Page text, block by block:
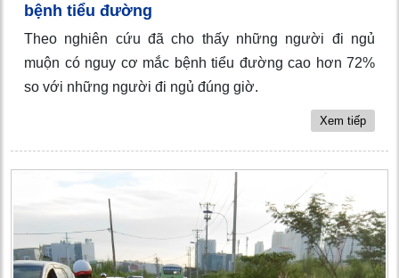
bệnh tiểu đường
Theo nghiên cứu đã cho thấy những người đi ngủ
muộn có nguy cơ mắc bệnh tiểu đường cao hơn 72%
so với những người đi ngủ đúng giờ.
Xem tiếp